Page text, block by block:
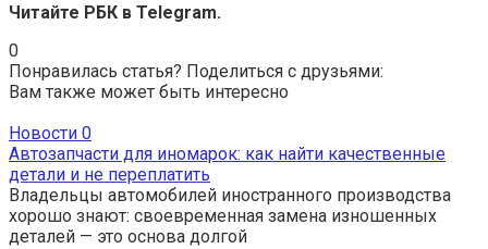
Читайте РБК в Telegram.
0
Понравилась статья? Поделиться с друзьями:
Вам также может быть интересно
Новости 0
Автозапчасти для иномарок: как найти качественные
детали и не переплатить
Владельцы автомобилей иностранного производства
хорошо знают: своевременная замена изношенных
деталей — это основа долгой